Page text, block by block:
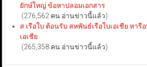
ยักษ์ใหญ่ ข้อหาปลอมเอกสาร
(276,562 คน อ่านข่าวนี้แล้ว)
ส.เรือใบ ต้อนรับ สหพันธ์เรือใบเอเชีย หา
เอเชีย
(265,358 คน อ่านข่าวนี้แล้ว)